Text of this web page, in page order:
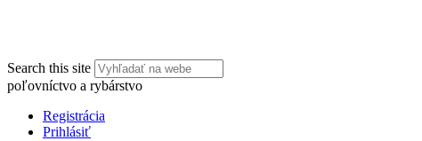
Search this site
poľovníctvo a rybárstvo
Registrácia
Prihlásiť